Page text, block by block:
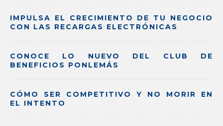
IMPULSA EL CRECIMIENTO DE TU NEGOCIO
CON LAS RECARGAS ELECTRÓNICAS
CONOCE LO NUEVO DEL CLUB DE
BENEFICIOS PONLEMÁS
CÓMO SER COMPETITIVO Y NO MORIR EN
EL INTENTO